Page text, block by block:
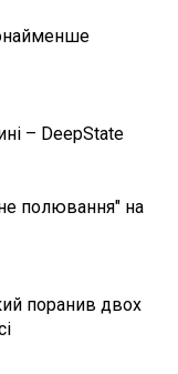
– DeepState
полювання" на
поранив двох